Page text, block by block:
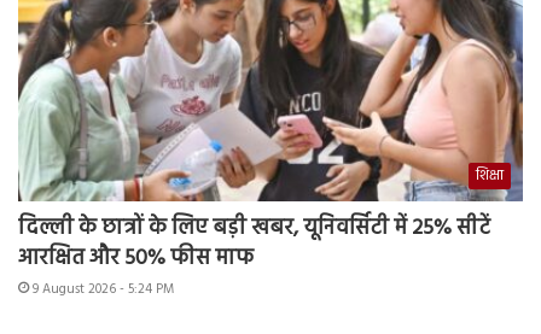
शिक्षा
दिल्ली के छात्रों के लिए बड़ी खबर, यूनिवर्सिटी में 25% सीटें
आरक्षित और 50% फीस माफ
9 August 2026 - 5:24 PM